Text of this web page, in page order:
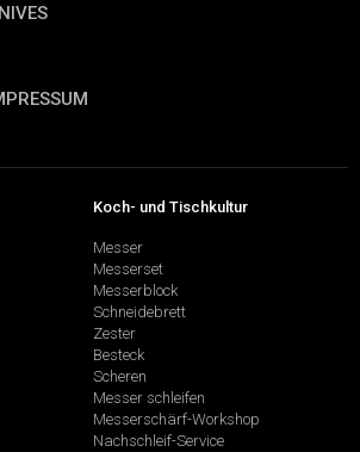
Koch- und Tischkultur
Messer
Messerset
Messerblock
Schneidebrett
Zester
Besteck
Scheren
Messer schleifen
Messerschärf-Workshop
Nachschleif-Service